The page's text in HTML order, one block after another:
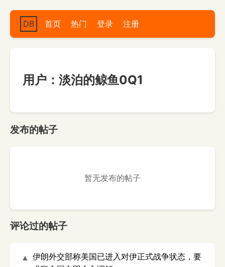
DB 首页 热门 登录 注册
用户：淡泊的鲸鱼0Q1
发布的帖子
暂无发布的帖子
评论过的帖子
▲
伊朗外交部称美国已进入对伊正式战争状态，要